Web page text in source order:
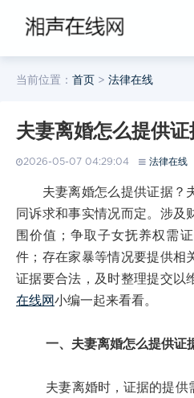
当前位置： 首页 > 法律在线
夫妻离婚怎么提供证
2026-05-07 04:29:04 法律在线
夫妻离婚怎么提供证据？
同诉求和事实情况而定。涉及
围价值；争取子女抚养权需
件；存在家暴等情况要提供相
证据要合法，及时整理提交以
在线网小编一起来看看。
一、夫妻离婚怎么提供证
夫妻离婚时，证据的提供